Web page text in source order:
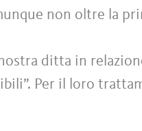
non oltre la
ditta in
Per il loro